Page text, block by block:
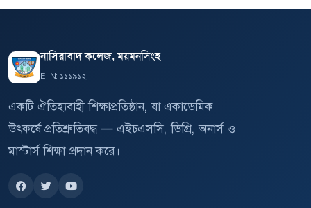
নাসিরাবাদ কলেজ, ময়মনসিংহ
EIIN: ১১১৯১২
একটি ঐতিহ্যবাহী শিক্ষাপ্রতিষ্ঠান, যা একাডেমিক
উৎকর্ষে প্রতিশ্রুতিবদ্ধ — এইচএসসি, ডিগ্রি, অনার্স ও
মাস্টার্স শিক্ষা প্রদান করে।